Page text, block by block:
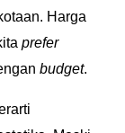
Harga
prefer
budget.